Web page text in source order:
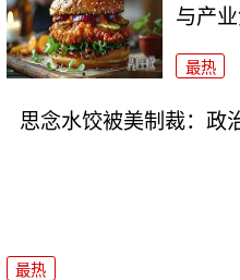
与产
最热
思念水饺被美制裁：政
最热